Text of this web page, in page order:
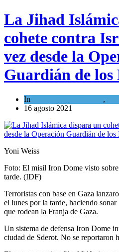
La Jihad
cohete contra
vez desde la
Guardián de los
In ,
16 agosto 2021
Yoni Weiss
Foto: El misil Iron Dome visto
tarde. (IDF)
Terroristas con base en Gaza
el lunes por la tarde, haciendo
que rodean la Franja de Gaza.
Un sistema de defensa Iron Dome
ciudad de Sderot. No se reportaron